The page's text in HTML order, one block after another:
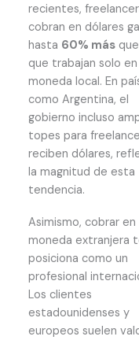
recientes,
cobran en dólares
hasta 60% más
que trabajan solo en
moneda local. En
como Argentina, el
gobierno incluso
topes para
reciben dólares,
la magnitud de esta
tendencia.
Asimismo, cobrar en
moneda extranjera
posiciona como un
profesional
Los clientes
estadounidenses y
europeos suelen